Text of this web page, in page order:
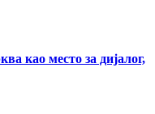
као место за дијалог,